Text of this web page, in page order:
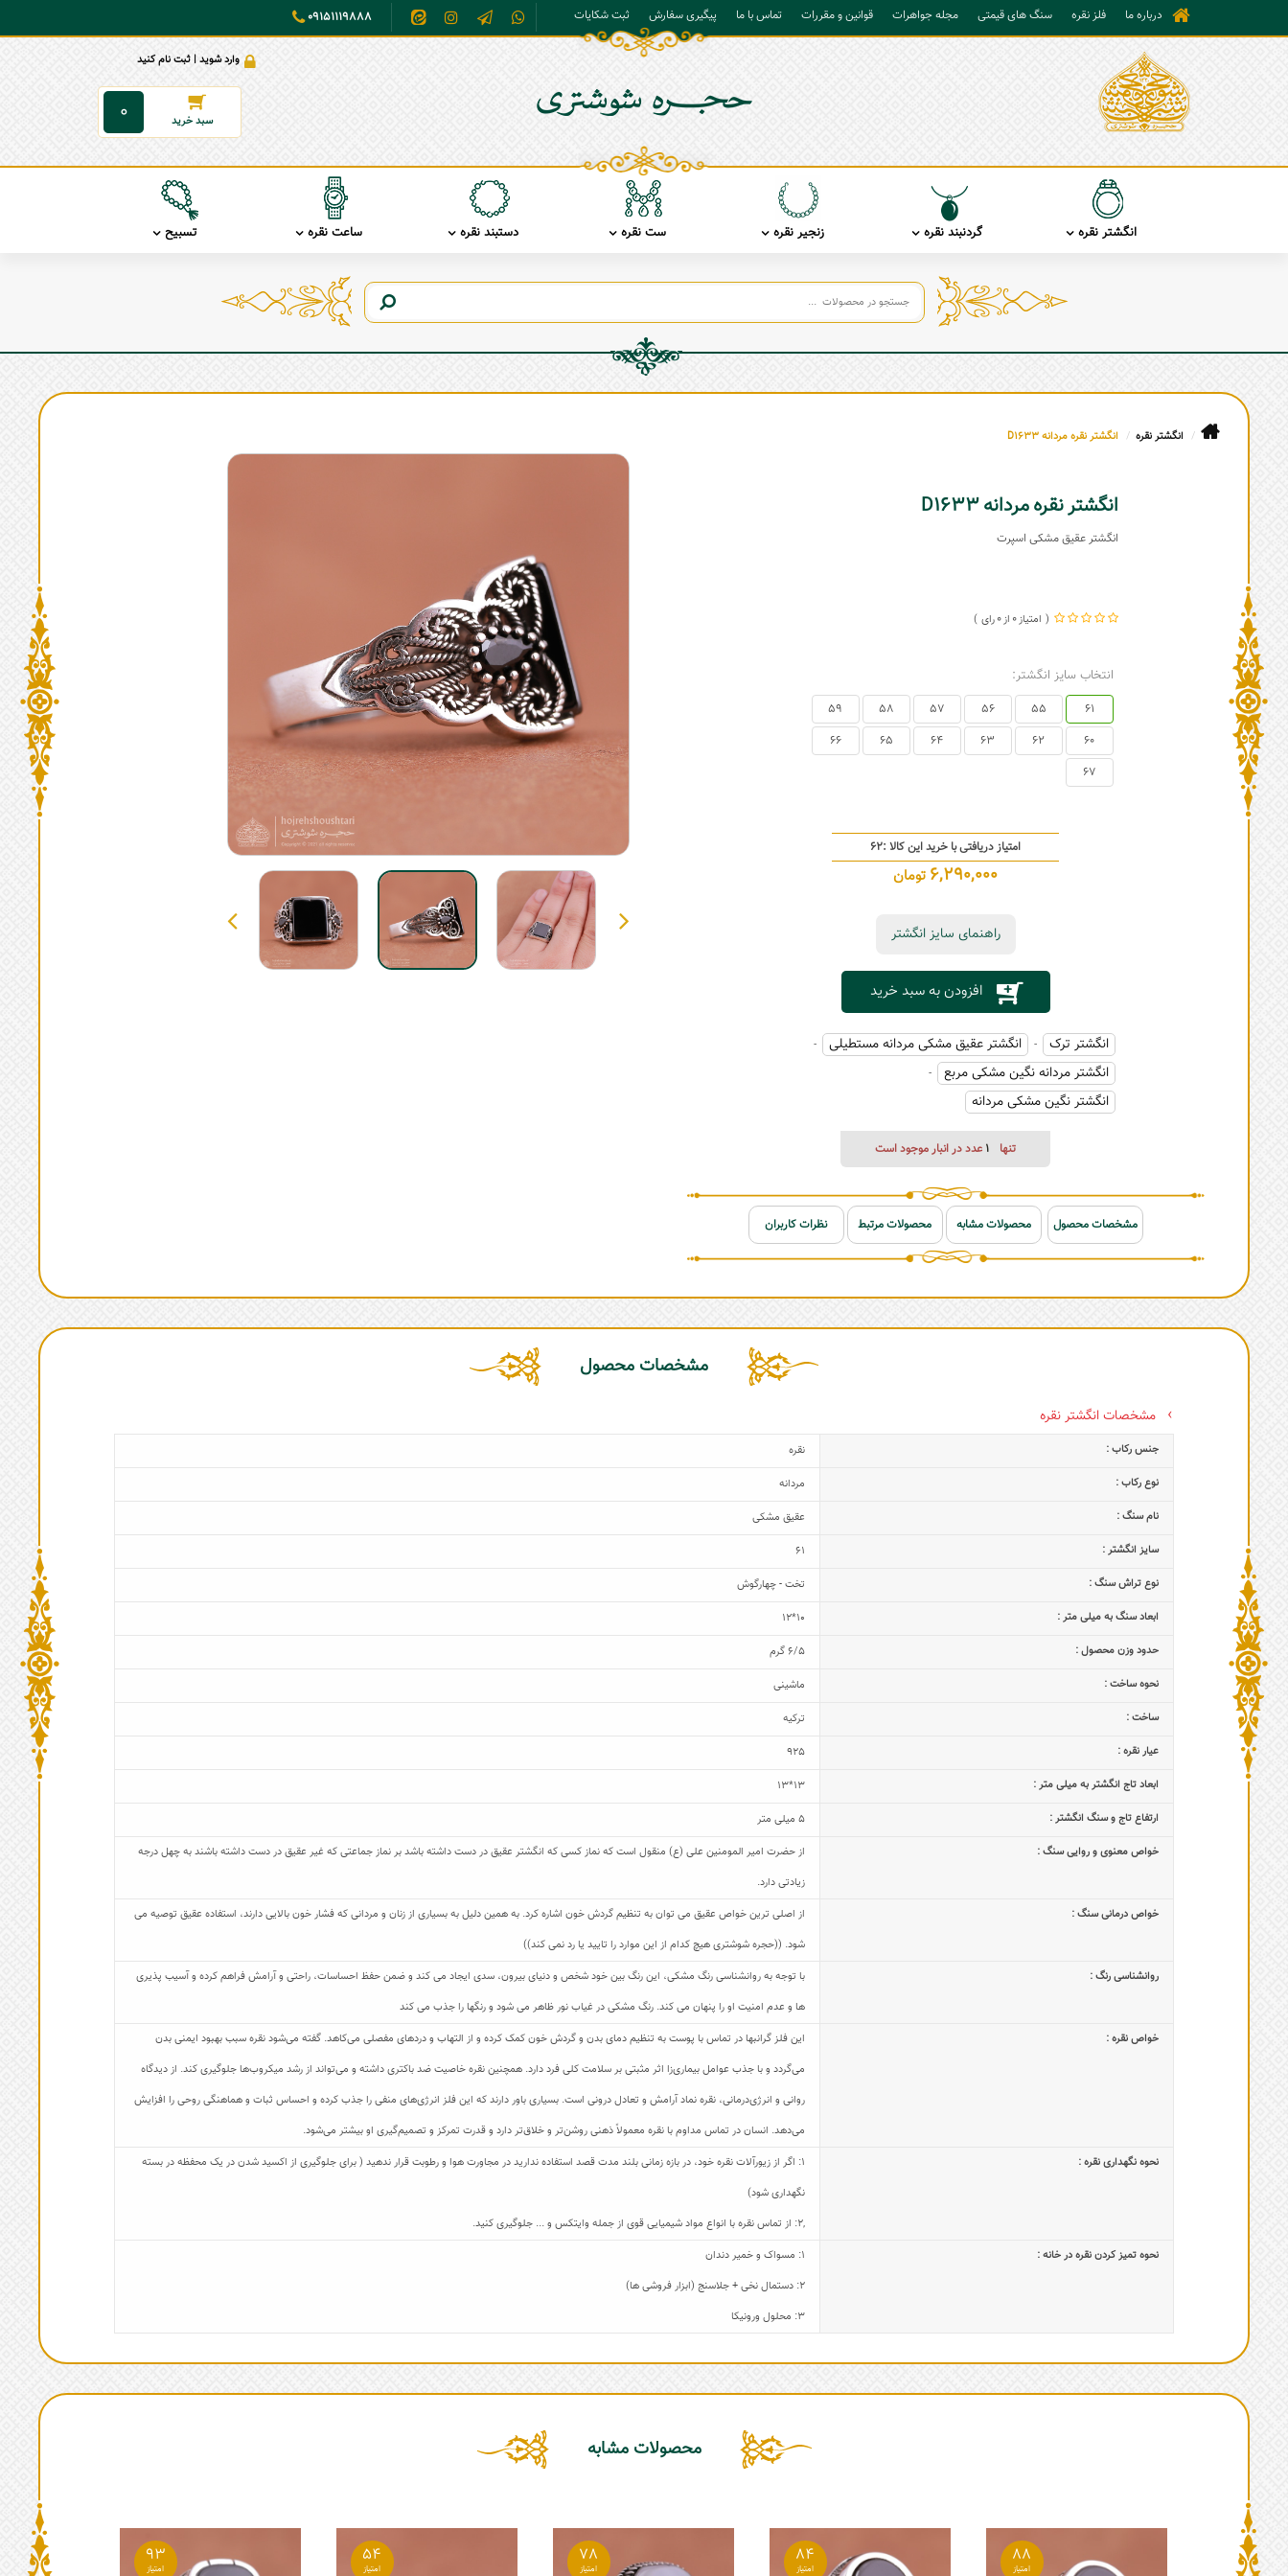
درباره ما فلز نقره سنگ های قیمتی مجله جواهرات قوانین و مقررات تماس با ما پیگیری سفارش ثبت شکایات 09151119888
وارد شوید | ثبت نام کنید
0
انگشتر نقره گردنبند نقره زنجیر نقره ست نقره دستبند نقره ساعت نقره تسبیح
انگشتر نقره انگشتر نقره مردانه D1633
انگشتر نقره مردانه D1633
انگشتر عقیق مشکی اسپرت
0
0
انتخاب سایز انگشتر:
61
55
56
57
58
59
60
62
63
64
65
66
67
امتیاز دریافتی با خرید این کالا :62
6,290,000 تومان
راهنمای سایز انگشتر
افزودن به سبد خرید
انگشتر ترک - انگشتر عقیق مشکی مردانه مستطیلی -
انگشتر مردانه نگین مشکی مربع -
انگشتر نگین مشکی مردانه
تنها 1 عدد در انبار موجود است
مشخصات محصول محصولات مشابه محصولات مرتبط نظرات کاربران
مشخصات محصول
مشخصات انگشتر نقره
جنس رکاب :
نقره
نوع رکاب :
مردانه
نام سنگ :
عقیق مشکی
سایز انگشتر :
61
نوع تراش سنگ :
تخت - چهارگوش
ابعاد سنگ به میلی متر :
10*12
حدود وزن محصول :
6/5 گرم
نحوه ساخت :
ماشینی
ساخت :
ترکیه
عیار نقره :
925
ابعاد تاج‌ انگشتر به میلی متر :
13*13
ارتفاع تاج و سنگ انگشتر :
5 میلی متر
خواص معنوی و روایی سنگ :
از حضرت امیر المومنین علی (ع) منقول است که نماز کسی که انگشتر عقیق در دست داشته باشد بر نماز جماعتی که غیر عقیق در دست داشته باشند به چهل درجه
زیادتی دارد.
خواص درمانی سنگ :
از اصلی ترین خواص عقیق می توان به تنظیم گردش خون اشاره کرد. به همین دلیل به بسیاری از زنان و مردانی که فشار خون بالایی دارند، استفاده عقیق توصیه می
شود. ((حجره شوشتری هیچ کدام از این موارد را تایید یا رد نمی کند))
روانشناسی رنگ :
با توجه به روانشناسی رنگ مشکی، این رنگ بین خود شخص و دنیای بیرون، سدی ایجاد می کند و ضمن حفظ احساسات، راحتی و آرامش فراهم کرده و آسیب پذیری
ها و عدم امنیت او را پنهان می کند. رنگ مشکی در غیاب نور ظاهر می شود و رنگها را جذب می کند
خواص نقره :
این فلز گرانبها در تماس با پوست به تنظیم دمای بدن و گردش خون کمک کرده و از التهاب و دردهای مفصلی می‌کاهد. گفته می‌شود نقره سبب بهبود ایمنی بدن
می‌گردد و با جذب عوامل بیماری‌زا اثر مثبتی بر سلامت کلی فرد دارد. همچنین نقره خاصیت ضد باکتری داشته و می‌تواند از رشد میکروب‌ها جلوگیری کند. از دیدگاه
روانی و انرژی‌درمانی، نقره نماد آرامش و تعادل درونی است. بسیاری باور دارند که این فلز انرژی‌های منفی را جذب کرده و احساس ثبات و هماهنگی روحی را افزایش
می‌دهد. انسان در تماس مداوم با نقره معمولاً ذهنی روشن‌تر و خلاق‌تر دارد و قدرت تمرکز و تصمیم‌گیری او بیشتر می‌شود.
نحوه نگهداری نقره :
1: اگر از زیورآلات نقره خود، در بازه زمانی بلند مدت قصد استفاده ندارید در مجاورت هوا و رطوبت قرار ندهید ( برای جلوگیری از اکسید شدن در یک محفظه در بسته
نگهداری شود)
,2: از تماس نقره با انواع مواد شیمیایی قوی از جمله وایتکس و ... جلوگیری کنید.
نحوه تمیز کردن نقره در خانه :
1: مسواک و خمیر دندان
2: دستمال نخی + جلاسنج (ابزار فروشی ها)
3: محلول ورونیکا
محصولات مشابه
88
84
78
54
93